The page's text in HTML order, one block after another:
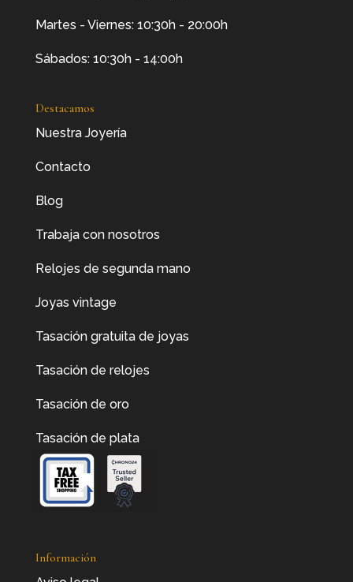
Martes - Viernes: 10:30h - 20:00h
Sábados: 10:30h - 14:00h
Destacamos
Nuestra Joyería
Contacto
Blog
Trabaja con nosotros
Relojes de segunda mano
Joyas vintage
Tasación gratuita de joyas
Tasación de relojes
Tasación de oro
Tasación de plata
Información